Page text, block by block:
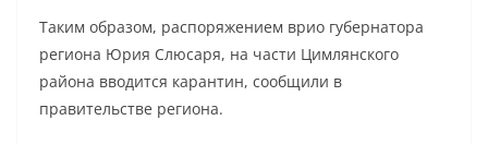
Таким образом, распоряжением врио губернатора
региона Юрия Слюсаря, на части Цимлянского
района вводится карантин, сообщили в
правительстве региона.